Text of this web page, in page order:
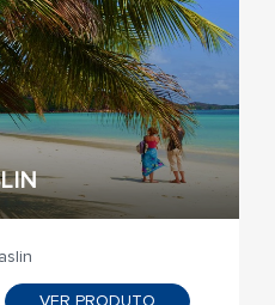
VER PRODUTO